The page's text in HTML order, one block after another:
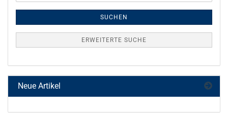
SUCHEN
ERWEITERTE SUCHE
Neue Artikel